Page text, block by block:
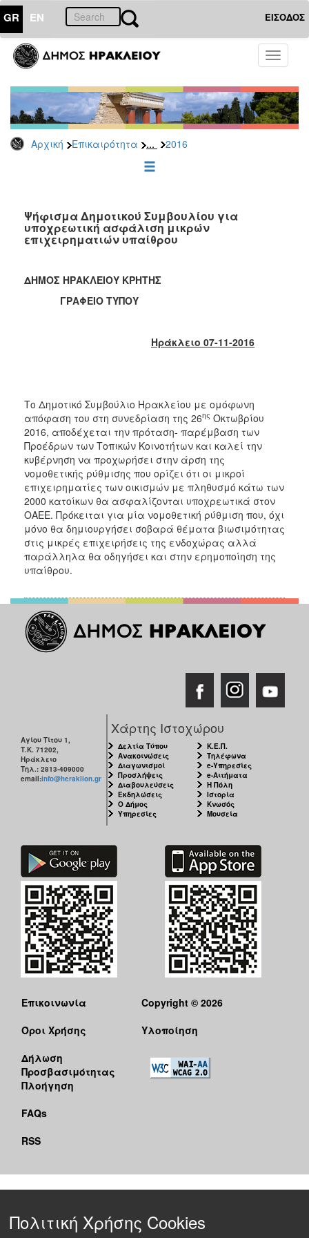
GR EN ΕΙΣΟΔΟΣ
Toggle
Αρχική Επικαιρότητα ... 2016
ΕΠΙΚΑΙΡΟΤΗΤΑ
Τύπου
Αρχείο
2026
2025
2022
2021
2019
2018
2012
2011
2010
2006
ΔΗΜΟΤΗΣ
ΕΠΙΣΚΕΠΤΗΣ
ΓΙΑ...
Ψήφισμα Δημοτικού Συμβουλίου για
υποχρεωτική ασφάλιση μικρών
επιχειρηματιών υπαίθρου
ΔΗΜΟΣ ΗΡΑΚΛΕΙΟΥ ΚΡΗΤΗΣ
ΓΡΑΦΕΙΟ ΤΥΠΟΥ
Ηράκλειο 07-11-2016
Το Δημοτικό Συμβούλιο Ηρακλείου με ομόφωνη
απόφαση του στη συνεδρίαση της 26ης Οκτωβρίου
2016, αποδέχεται την πρόταση- παρέμβαση των
Προέδρων των Τοπικών Κοινοτήτων και καλεί την
κυβέρνηση να προχωρήσει στην άρση της
νομοθετικής ρύθμισης που ορίζει ότι οι μικροί
επιχειρηματίες των οικισμών με πληθυσμό κάτω των
2000 κατοίκων θα ασφαλίζονται υποχρεωτικά στον
ΟΑΕΕ. Πρόκειται για μία νομοθετική ρύθμιση που, όχι
μόνο θα δημιουργήσει σοβαρά θέματα βιωσιμότητας
στις μικρές επιχειρήσεις της ενδοχώρας αλλά
παράλληλα θα οδηγήσει και στην ερημοποίηση της
υπαίθρου.
Αγίου Τίτου 1,
Τ.Κ. 71202,
Ηράκλειο
Τηλ.: 2813-409000
email:info@heraklion.gr
Χάρτης Ιστοχώρου
Δελτία Τύπου
Ανακοινώσεις
Διαγωνισμοί
Προσλήψεις
Διαβουλεύσεις
Εκδηλώσεις
Ο Δήμος
Υπηρεσίες
Κ.Ε.Π.
Τηλέφωνα
e-Υπηρεσίες
e-Αιτήματα
Η Πόλη
Ιστορία
Κνωσός
Μουσεία
Επικοινωνία
Όροι Χρήσης
Δήλωση
Προσβασιμότητας
Πλοήγηση
FAQs
RSS
Copyright © 2026
Υλοποίηση
Πολιτική Χρήσης Cookies